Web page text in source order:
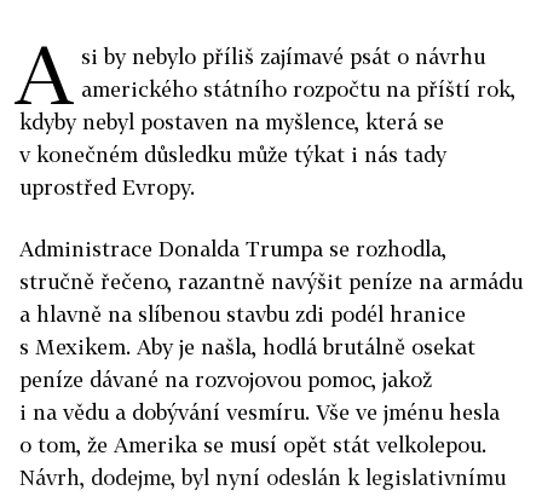
A si by nebylo příliš zajímavé psát o návrhu
amerického státního rozpočtu na příští rok,
kdyby nebyl postaven na myšlence, která se
v konečném důsledku může týkat i nás tady
uprostřed Evropy.
Administrace Donalda Trumpa se rozhodla,
stručně řečeno, razantně navýšit peníze na armádu
a hlavně na slíbenou stavbu zdi podél hranice
s Mexikem. Aby je našla, hodlá brutálně osekat
peníze dávané na rozvojovou pomoc, jakož
i na vědu a dobývání vesmíru. Vše ve jménu hesla
o tom, že Amerika se musí opět stát velkolepou.
Návrh, dodejme, byl nyní odeslán k legislativnímu